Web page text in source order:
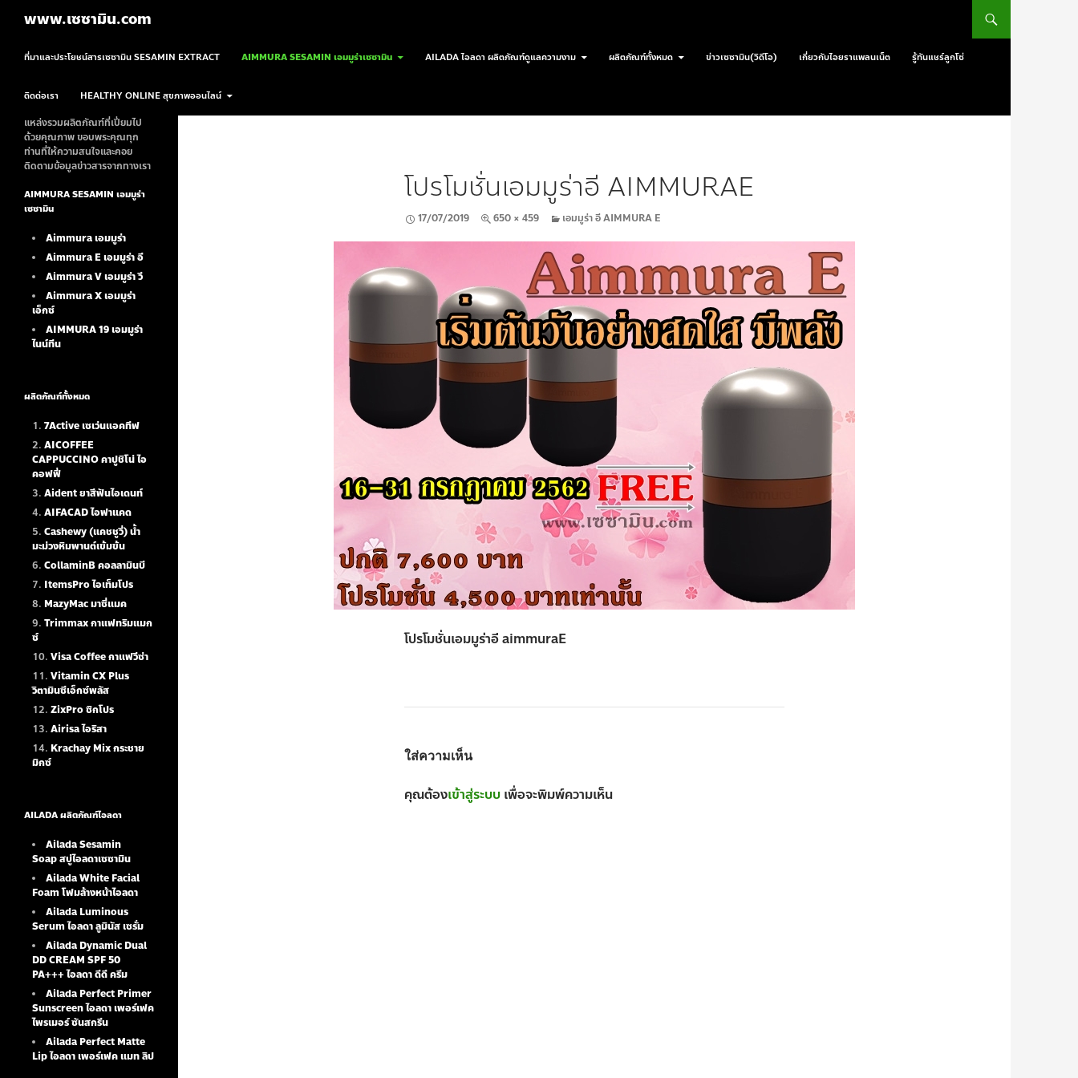
www.เซซามิน.com
ที่มาและประโยชน์สารเซซามิน SESAMIN EXTRACT
AIMMURA SESAMIN เอมมูร่าเซซามิน AILADA ไอลดา ผลิตภัณฑ์ดูแลความงาม ผลิตภัณฑ์ทั้งหมด ข่าวเซซามิน(วิดีโอ) เกี่ยวกับไอยราแพลนเน็ต รู้ทันแชร์ลูกโซ่
ติดต่อเรา HEALTHY ONLINE สุขภาพออนไลน์
โปรโมชั่นเอมมูร่าอี AIMMURAE
17/07/2019 650 × 459 เอมมูร่า อี AIMMURA E
โปรโมชั่นเอมมูร่าอี aimmuraE
ใส่ความเห็น
คุณต้องเข้าสู่ระบบ เพื่อจะพิมพ์ความเห็น
แหล่งรวมผลิตภัณฑ์ที่เปี่ยมไป
ด้วยคุณภาพ ขอบพระคุณทุก
ท่านที่ให้ความสนใจและคอย
ติดตามข้อมูลข่าวสารจากทางเรา
AIMMURA SESAMIN เอมมูร่า
เซซามิน
Aimmura เอมมูร่า
Aimmura E เอมมูร่า อี
Aimmura V เอมมูร่า วี
Aimmura X เอมมูร่า
เอ็กซ์
AIMMURA 19เอมมูร่า
ไนน์ทีน
ผลิตภัณฑ์ทั้งหมด
7Active เซเว่นแอคทีฟ
AICOFFEE
CAPPUCCINO คาปูชิโน่ ไอ
คอฟฟี่
Aident ยาสีฟันไอเดนท์
AIFACAD ไอฟาแคด
Cashewy (แคชชูวี่) น้ำ
มะม่วงหิมพานต์เข้มข้น
CollaminB คอลลามินบี
ItemsPro ไอเท็มโปร
MazyMac มาซี่แมค
Trimmax กาแฟทริมแมก
ซ์
Visa Coffee กาแฟวีซ่า
Vitamin CX Plus
วิตามินซีเอ็กซ์พลัส
ZixPro ซิกโปร
Airisa ไอริสา
Krachay Mix กระชาย
มิกซ์
AILADA ผลิตภัณฑ์ไอลดา
Ailada Sesamin
Soapสบู่ไอลดาเซซามิน
Ailada White Facial
Foamโฟมล้างหน้าไอลดา
Ailada Luminous
Serumไอลดา ลูมินัส เซรั่ม
Ailada Dynamic Dual
DD CREAM SPF 50
PA+++ ไอลดา ดีดี ครีม
Ailada Perfect Primer
Sunscreen ไอลดา เพอร์เฟค
ไพรเมอร์ ซันสกรีน
Ailada Perfect Matte
Lip ไอลดา เพอร์เฟค แมท ลิป